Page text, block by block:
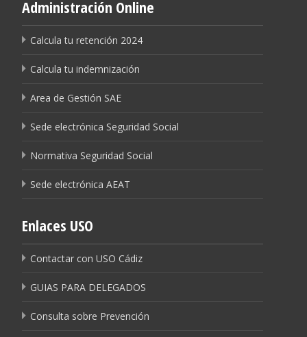
Administración Online
Calcula tu retención 2024
Calcula tu indemnización
Area de Gestión SAE
Sede electrónica Seguridad Social
Normativa Seguridad Social
Sede electrónica AEAT
Enlaces USO
Contactar con USO Cádiz
GUIAS PARA DELEGADOS
Consulta sobre Prevención